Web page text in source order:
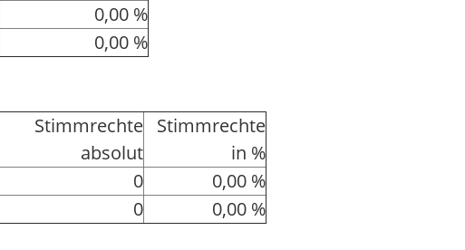
0,00 %
0,00 %
Stimmrechte
absolut
Stimmrechte
in %
0
0,00 %
0 0,00 %